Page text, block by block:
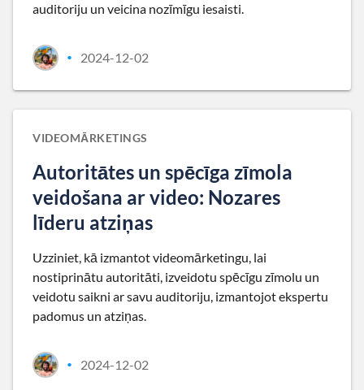
auditoriju un veicina nozīmīgu iesaisti.
• 2024-12-02
VIDEOMĀRKETINGS
Autoritātes un spēcīga zīmola
veidošana ar video: Nozares
līderu atziņas
Uzziniet, kā izmantot videomārketingu, lai
nostiprinātu autoritāti, izveidotu spēcīgu zīmolu un
veidotu saikni ar savu auditoriju, izmantojot ekspertu
padomus un atziņas.
• 2024-12-02